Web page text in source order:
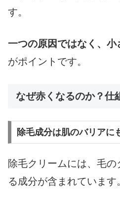
す。
一つの原因ではなく、
がポイントです。
なぜ赤くなるのか？仕
除毛成分は肌のバリアに
除毛クリームには、毛
る成分が含まれています